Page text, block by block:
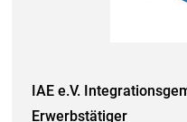
IAE e.V.
Erwerbstätiger